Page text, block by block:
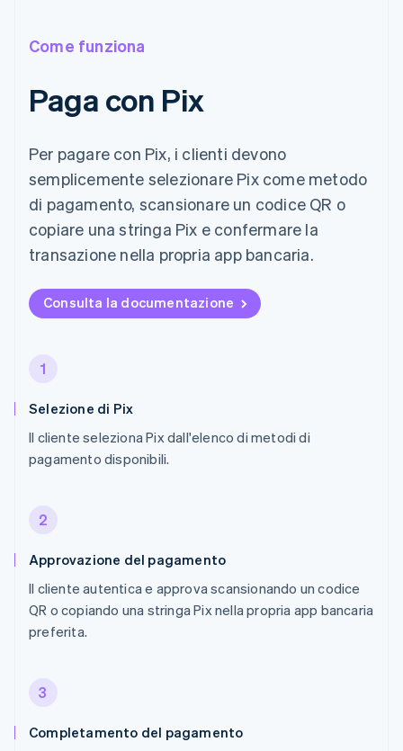
Come funziona
Paga con Pix
Per pagare con Pix, i clienti devono
semplicemente selezionare Pix come metodo
di pagamento, scansionare un codice QR o
copiare una stringa Pix e confermare la
transazione nella propria app bancaria.
Consulta la documentazione
1
Selezione di Pix
Il cliente seleziona Pix dall'elenco di metodi di
pagamento disponibili.
2
Approvazione del pagamento
Il cliente autentica e approva scansionando un codice
QR o copiando una stringa Pix nella propria app bancaria
preferita.
3
Completamento del pagamento